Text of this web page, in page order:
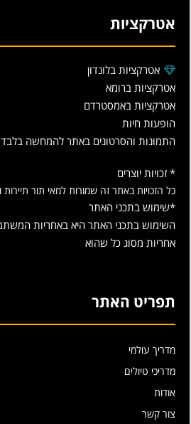
אטרקציות
אטרקציות בלונדון
אטרקציות ברומא
אטרקציות באמסטרדם
הופעות חיות
התמונות והסרטונים באתר להמחשה בלבד
* זכויות יוצרים
כל הזכויות באתר זה שמורות למאי תור
*שימוש בתכני האתר
השימוש בתכני האתר היא באחריות
אחריות מסוג כל שהוא
תפריט האתר
מדריך עולמי
מדריכי טיולים
אודות
צור קשר